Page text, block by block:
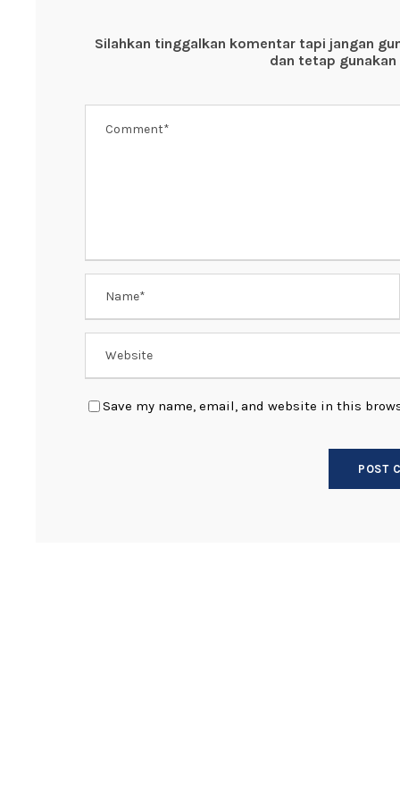
Silahkan tinggalkan komentar tapi jangan
dan tetap
Save my name, email, and website in this